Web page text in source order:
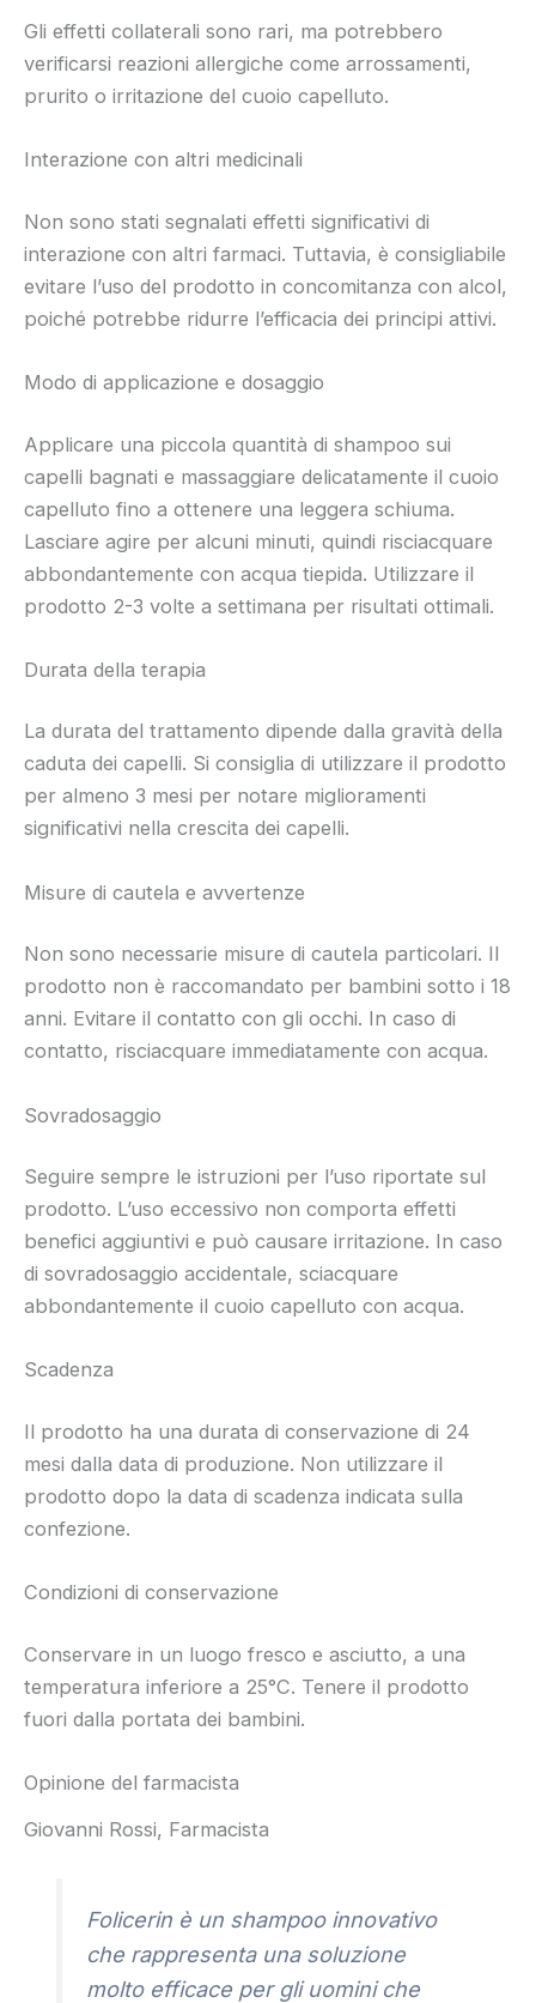
Gli effetti collaterali sono rari, ma potrebbero
verificarsi reazioni allergiche come arrossamenti,
prurito o irritazione del cuoio capelluto.
Interazione con altri medicinali
Non sono stati segnalati effetti significativi di
interazione con altri farmaci. Tuttavia, è consigliabile
evitare l’uso del prodotto in concomitanza con alcol,
poiché potrebbe ridurre l’efficacia dei principi attivi.
Modo di applicazione e dosaggio
Applicare una piccola quantità di shampoo sui
capelli bagnati e massaggiare delicatamente il cuoio
capelluto fino a ottenere una leggera schiuma.
Lasciare agire per alcuni minuti, quindi risciacquare
abbondantemente con acqua tiepida. Utilizzare il
prodotto 2-3 volte a settimana per risultati ottimali.
Durata della terapia
La durata del trattamento dipende dalla gravità della
caduta dei capelli. Si consiglia di utilizzare il prodotto
per almeno 3 mesi per notare miglioramenti
significativi nella crescita dei capelli.
Misure di cautela e avvertenze
Non sono necessarie misure di cautela particolari. Il
prodotto non è raccomandato per bambini sotto i 18
anni. Evitare il contatto con gli occhi. In caso di
contatto, risciacquare immediatamente con acqua.
Sovradosaggio
Seguire sempre le istruzioni per l’uso riportate sul
prodotto. L’uso eccessivo non comporta effetti
benefici aggiuntivi e può causare irritazione. In caso
di sovradosaggio accidentale, sciacquare
abbondantemente il cuoio capelluto con acqua.
Scadenza
Il prodotto ha una durata di conservazione di 24
mesi dalla data di produzione. Non utilizzare il
prodotto dopo la data di scadenza indicata sulla
confezione.
Condizioni di conservazione
Conservare in un luogo fresco e asciutto, a una
temperatura inferiore a 25°C. Tenere il prodotto
fuori dalla portata dei bambini.
Opinione del farmacista
Giovanni Rossi, Farmacista
Folicerin è un shampoo innovativo
che rappresenta una soluzione
molto efficace per gli uomini che